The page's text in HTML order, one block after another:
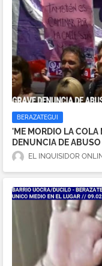
BERAZATEGUI
'ME MORDIO LA COLA
DENUNCIA DE
EL INQUISIDOR